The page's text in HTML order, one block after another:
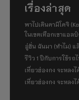
เรื่องล่าสุด
พาไปเดินคามิโคจิ
ในเขตเทือกเขาแอล
อู่ฮั่น ฉันมา (ทำไม) แ
รีวิว 1 ปีกับการใช้รถ
เที่ยวฮ่องกง จะหลงไ
เที่ยวฮ่องกง จะหลงไ